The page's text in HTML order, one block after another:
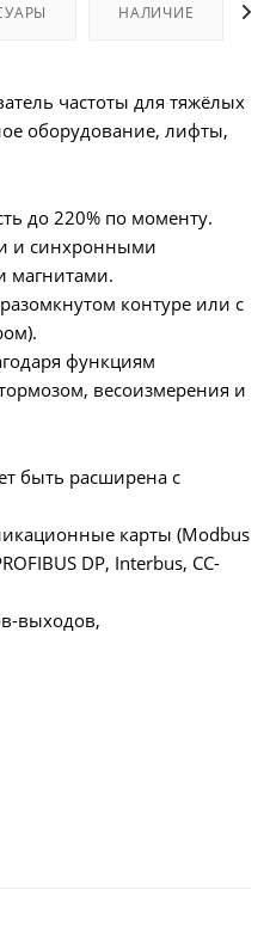
НАЛИЧИЕ
частоты для тяжёлых
оборудование, лифты,
до 220% по моменту.
и синхронными
магнитами.
контуре или с
функциям
весоизмерения и
быть расширена с
карты (Modbus
DP, Interbus, CC-
выходов,